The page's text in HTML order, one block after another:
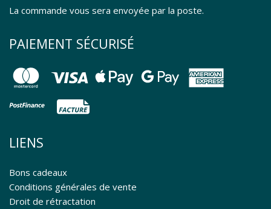
La commande vous sera envoyée par la poste.
PAIEMENT SÉCURISÉ
LIENS
Bons cadeaux
Conditions générales de vente
Droit de rétractation